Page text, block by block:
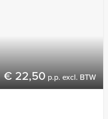
€ 22,50 p.p. excl. BTW